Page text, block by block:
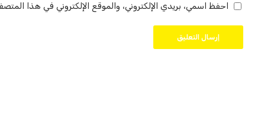
احفظ اسمي، بريدي الإلكتروني، والموقع الإلكتروني في هذا